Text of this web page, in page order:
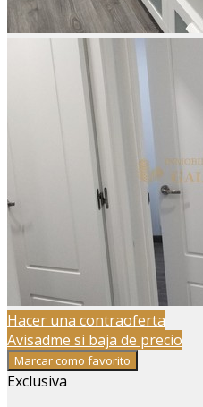
Hacer una contraoferta
Avisadme si baja de precio
Marcar como favorito
Exclusiva